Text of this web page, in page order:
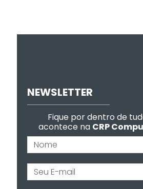
NEWSLETTER
Fique por dentro de
acontece na CRP